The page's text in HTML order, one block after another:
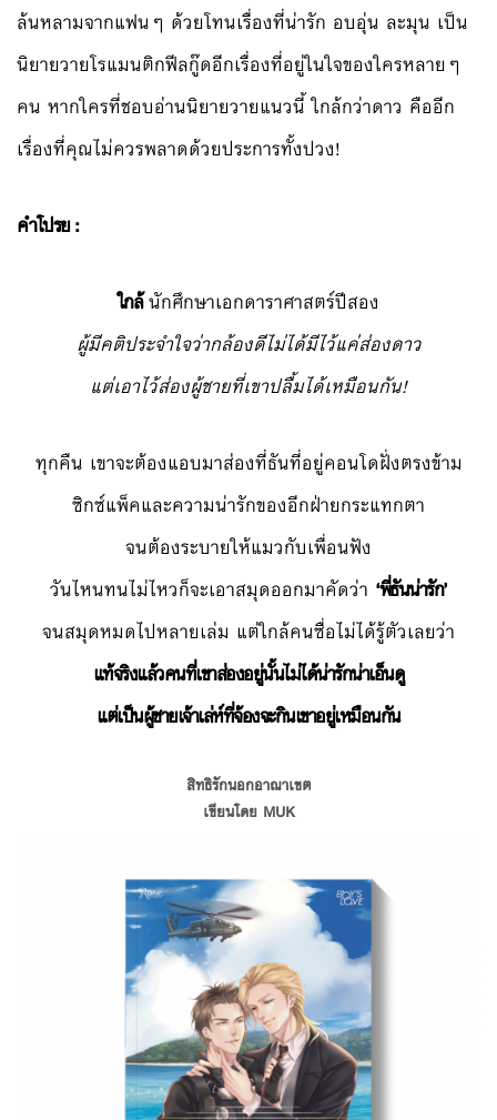
ล้นหลามจากแฟนๆ ด้วยโทนเรื่องที่น่ารัก อบอุ่น ละมุน เป็น
นิยายวายโรแมนติกฟีลกู๊ดอีกเรื่องที่อยู่ในใจของใครหลายๆ
คน หากใครที่ชอบอ่านนิยายวายแนวนี้ ใกล้กว่าดาว คืออีก
เรื่องที่คุณไม่ควรพลาดด้วยประการทั้งปวง!
คำโปรย :
ใกล้นักศึกษาเอกดาราศาสตร์ปีสอง
ผู้มีคติประจำใจว่ากล้องดีไม่ได้มีไว้แค่ส่องดาว
แต่เอาไว้ส่องผู้ชายที่เขาปลื้มได้เหมือนกัน!
ทุกคืน เขาจะต้องแอบมาส่องที่ธันที่อยู่คอนโดฝั่งตรงข้าม
ซิกซ์แพ็คและความน่ารักของอีกฝ่ายกระแทกตา
จนต้องระบายให้แมวกับเพื่อนฟัง
วันไหนทนไม่ไหวก็จะเอาสมุดออกมาคัดว่า ‘พี่ธันน่ารัก’
จนสมุดหมดไปหลายเล่ม แต่ใกล้คนซื่อไม่ได้รู้ตัวเลยว่า
แท้จริงแล้วคนที่เขาส่องอยู่นั้นไม่ได้น่ารักน่าเอ็นดู
แต่เป็นผู้ชายเจ้าเล่ห์ที่จ้องจะกินเขาอยู่เหมือนกัน
สิทธิรักนอกอาณาเขต
เขียนโดย MUK